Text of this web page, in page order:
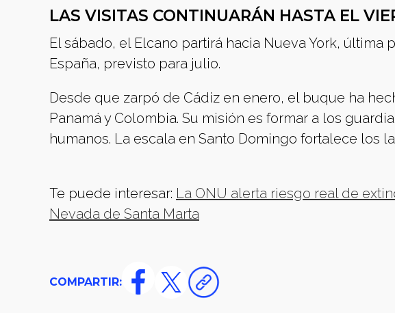
LAS VISITAS CONTINUARÁN HASTA EL
El sábado, el Elcano partirá hacia Nueva York, última
España, previsto para julio.
Desde que zarpó de Cádiz en enero, el buque ha
Panamá y Colombia. Su misión es formar a los
humanos. La escala en Santo Domingo fortalece los
Te puede interesar: La ONU alerta riesgo real de
Nevada de Santa Marta
COMPARTIR: